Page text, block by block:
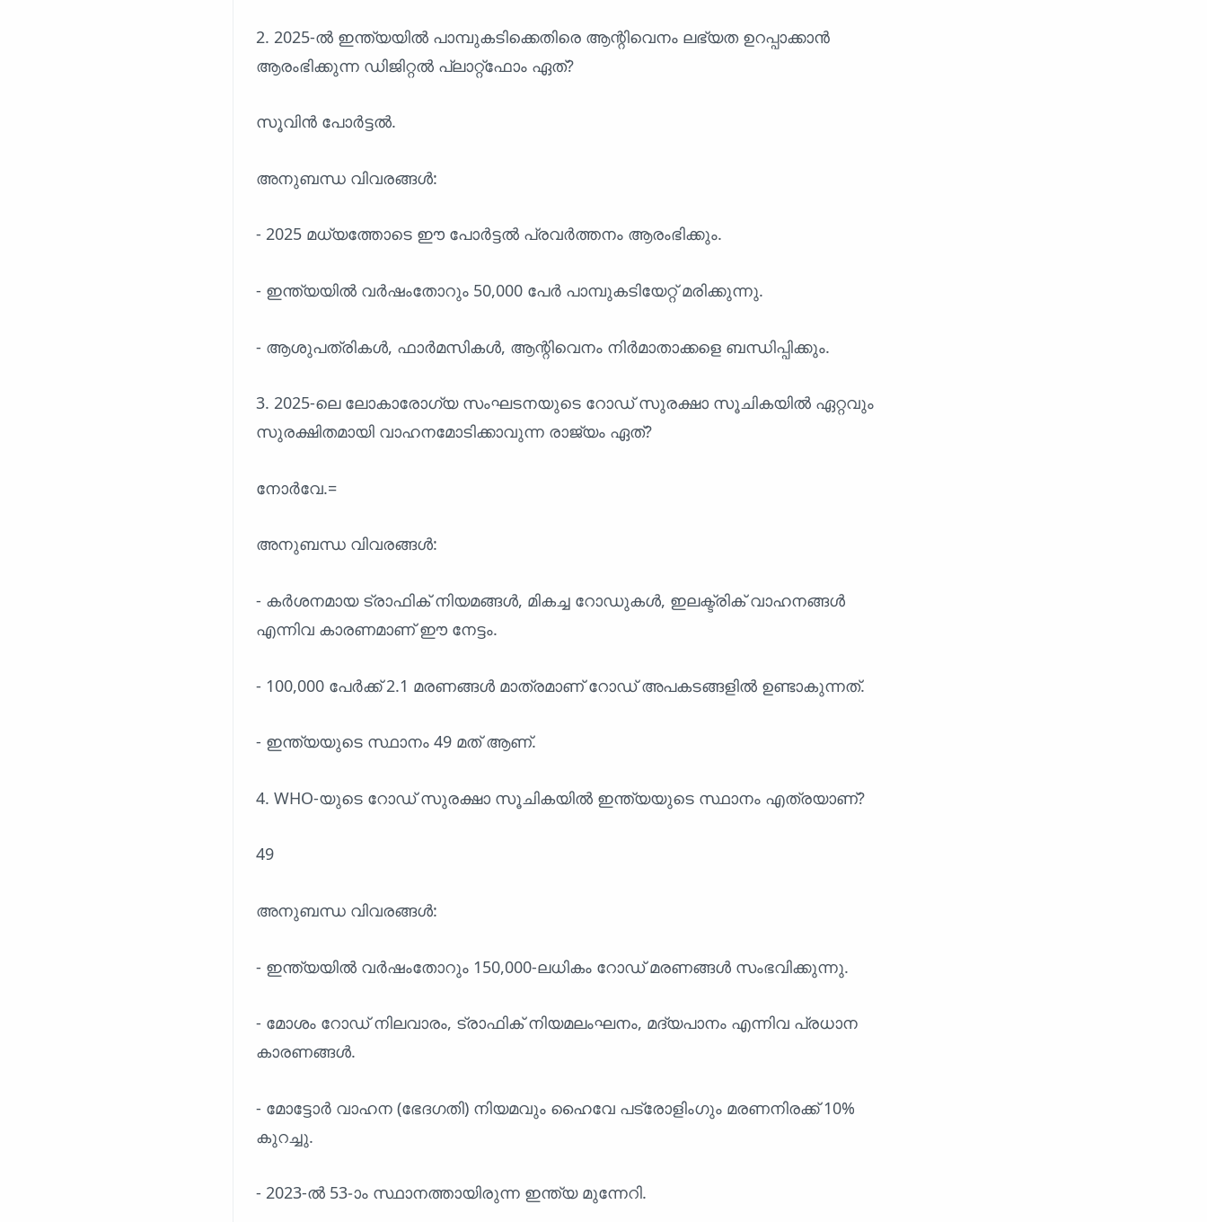
2. 2025-ൽ ഇന്ത്യയിൽ പാമ്പുകടിക്കെതിരെ ആന്റിവെനം ലഭ്യത ഉറപ്പാക്കാൻ
ആരംഭിക്കുന്ന ഡിജിറ്റൽ പ്ലാറ്റ്ഫോം ഏത്?
സൂവിൻ പോർട്ടൽ.
അനുബന്ധ വിവരങ്ങൾ:
- 2025 മധ്യത്തോടെ ഈ പോർട്ടൽ പ്രവർത്തനം ആരംഭിക്കും.
- ഇന്ത്യയിൽ വർഷംതോറും 50,000 പേർ പാമ്പുകടിയേറ്റ് മരിക്കുന്നു.
- ആശുപത്രികൾ, ഫാർമസികൾ, ആന്റിവെനം നിർമാതാക്കളെ ബന്ധിപ്പിക്കും.
3. 2025-ലെ ലോകാരോഗ്യ സംഘടനയുടെ റോഡ് സുരക്ഷാ സൂചികയിൽ ഏറ്റവും
സുരക്ഷിതമായി വാഹനമോടിക്കാവുന്ന രാജ്യം ഏത്?
നോർവേ.=
അനുബന്ധ വിവരങ്ങൾ:
- കർശനമായ ട്രാഫിക് നിയമങ്ങൾ, മികച്ച റോഡുകൾ, ഇലക്ട്രിക് വാഹനങ്ങൾ
എന്നിവ കാരണമാണ് ഈ നേട്ടം.
- 100,000 പേർക്ക് 2.1 മരണങ്ങൾ മാത്രമാണ് റോഡ് അപകടങ്ങളിൽ ഉണ്ടാകുന്നത്.
- ഇന്ത്യയുടെ സ്ഥാനം 49 മത് ആണ്.
4. WHO-യുടെ റോഡ് സുരക്ഷാ സൂചികയിൽ ഇന്ത്യയുടെ സ്ഥാനം എത്രയാണ്?
49
അനുബന്ധ വിവരങ്ങൾ:
- ഇന്ത്യയിൽ വർഷംതോറും 150,000-ലധികം റോഡ് മരണങ്ങൾ സംഭവിക്കുന്നു.
- മോശം റോഡ് നിലവാരം, ട്രാഫിക് നിയമലംഘനം, മദ്യപാനം എന്നിവ പ്രധാന
കാരണങ്ങൾ.
- മോട്ടോർ വാഹന (ഭേദഗതി) നിയമവും ഹൈവേ പട്രോളിംഗും മരണനിരക്ക് 10%
കുറച്ചു.
- 2023-ൽ 53-ാം സ്ഥാനത്തായിരുന്ന ഇന്ത്യ മുന്നേറി.